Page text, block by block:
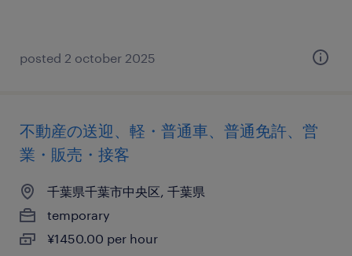
posted 2 october 2025
不動産の送迎、軽・普通車、普通免許、営
業・販売・接客
千葉県千葉市中央区, 千葉県
temporary
¥1450.00 per hour